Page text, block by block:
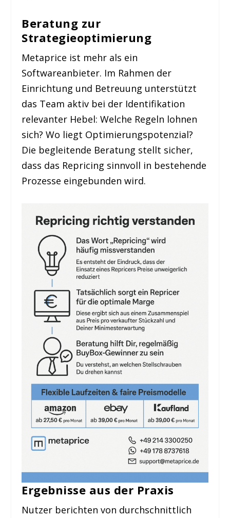
Beratung zur
Strategieoptimierung
Metaprice ist mehr als ein
Softwareanbieter. Im Rahmen der
Einrichtung und Betreuung unterstützt
das Team aktiv bei der Identifikation
relevanter Hebel: Welche Regeln lohnen
sich? Wo liegt Optimierungspotenzial?
Die begleitende Beratung stellt sicher,
dass das Repricing sinnvoll in bestehende
Prozesse eingebunden wird.
Ergebnisse aus der Praxis
Nutzer berichten von durchschnittlich